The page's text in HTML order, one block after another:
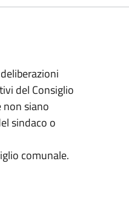
del Consiglio
siano
sindaco o
comunale.